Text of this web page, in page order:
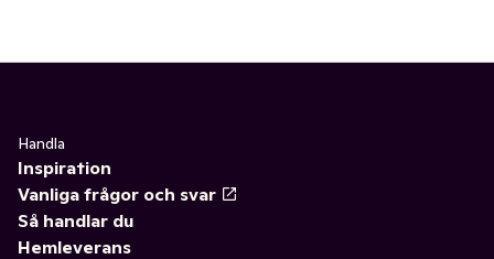
Handla
Inspiration
Vanliga frågor och svar
Så handlar du
Hemleverans